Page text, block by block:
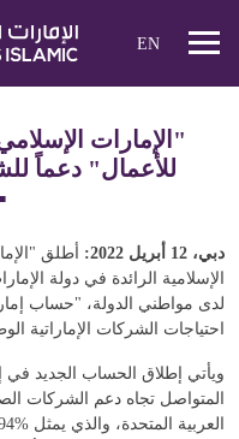
Mobile
EN
"الإمارات
للأعمال" دعماً
دبي، 12 أبريل 2022:
أطلق
الإسلامية الرائدة في دولة
لدى مواطني الدولة، "حساب
احتياجات الشركات الإماراتية
ويأتي إطلاق الحساب الجديد في
المتواصل تجاه دعم الشركات
العربية المتحدة، والذي يمثل